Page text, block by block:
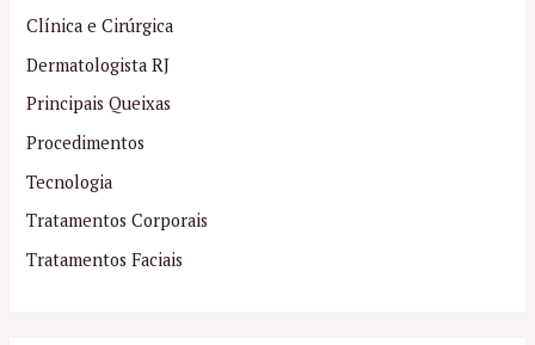
Clínica e Cirúrgica
Dermatologista RJ
Principais Queixas
Procedimentos
Tecnologia
Tratamentos Corporais
Tratamentos Faciais